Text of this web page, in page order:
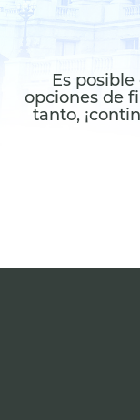
Es
opciones de
tanto,